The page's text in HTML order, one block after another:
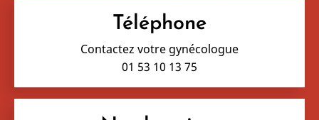
Téléphone
Contactez votre gynécologue
01 53 10 13 75